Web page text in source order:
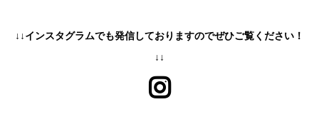
↓↓インスタグラムでも発信しておりますのでぜひご覧ください！
↓↓